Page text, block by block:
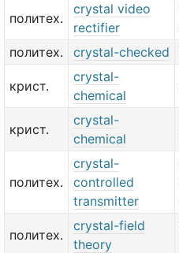
политех.
crystal video
rectifier
политех.
crystal-checked
крист.
crystal-
chemical
крист.
crystal-
chemical
политех.
crystal-
controlled
transmitter
политех.
crystal-field
theory